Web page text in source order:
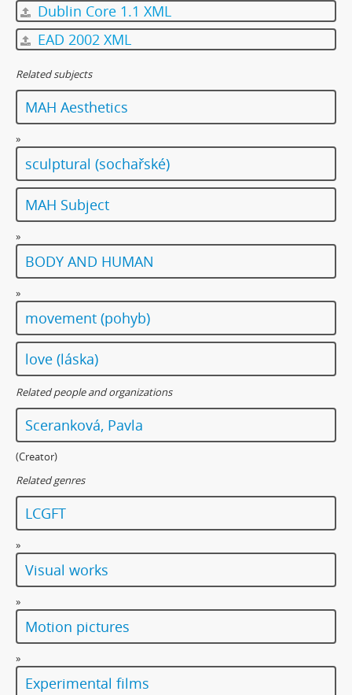
Dublin Core 1.1 XML
EAD 2002 XML
Related subjects
MAH Aesthetics
»
sculptural (sochařské)
MAH Subject
»
BODY AND HUMAN
»
movement (pohyb)
love (láska)
Related people and organizations
Sceranková, Pavla
(Creator)
Related genres
LCGFT
»
Visual works
»
Motion pictures
»
Experimental films